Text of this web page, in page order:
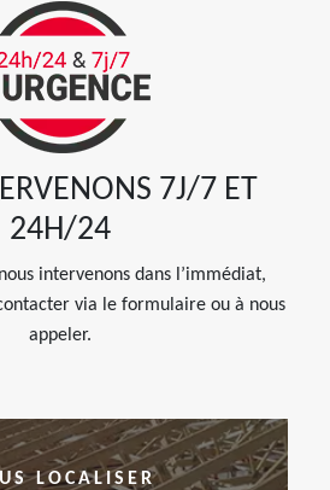
7J/7 ET
24H/24
intervenons dans l’immédiat,
via le formulaire ou à nous
appeler.
LOCALISER